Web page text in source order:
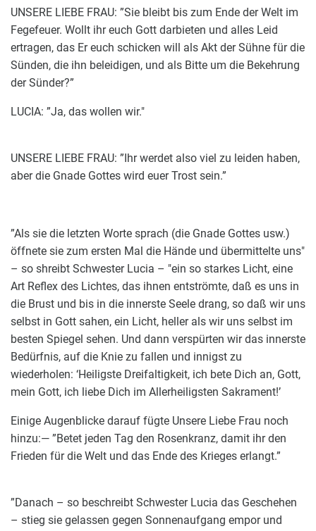
UNSERE LIEBE FRAU: ”Sie bleibt bis zum Ende der Welt im
Fegefeuer. Wollt ihr euch Gott darbieten und alles Leid
ertragen, das Er euch schicken will als Akt der Sühne für die
Sünden, die ihn beleidigen, und als Bitte um die Bekehrung
der Sünder?”
LUCIA: ”Ja, das wollen wir."
UNSERE LIEBE FRAU: ”Ihr werdet also viel zu leiden haben,
aber die Gnade Gottes wird euer Trost sein.”
”Als sie die letzten Worte sprach (die Gnade Gottes usw.)
öffnete sie zum ersten Mal die Hände und übermittelte uns"
– so shreibt Schwester Lucia – "ein so starkes Licht, eine
Art Reflex des Lichtes, das ihnen entströmte, daß es uns in
die Brust und bis in die innerste Seele drang, so daß wir uns
selbst in Gott sahen, ein Licht, heller als wir uns selbst im
besten Spiegel sehen. Und dann verspürten wir das innerste
Bedürfnis, auf die Knie zu fallen und innigst zu
wiederholen: ‘Heiligste Dreifaltigkeit, ich bete Dich an, Gott,
mein Gott, ich liebe Dich im Allerheiligsten Sakrament!’
Einige Augenblicke darauf fügte Unsere Liebe Frau noch
hinzu:— ”Betet jeden Tag den Rosenkranz, damit ihr den
Frieden für die Welt und das Ende des Krieges erlangt.”
”Danach – so beschreibt Schwester Lucia das Geschehen
– stieg sie gelassen gegen Sonnenaufgang empor und